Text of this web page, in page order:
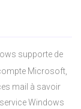
supporte de
Microsoft,
mail à savoir
Windows